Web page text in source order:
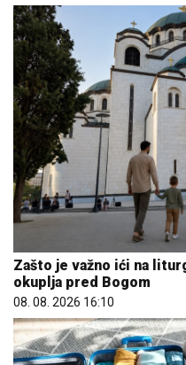
Zašto je važno ići na
okuplja pred Bogom
08. 08. 2026 16:10